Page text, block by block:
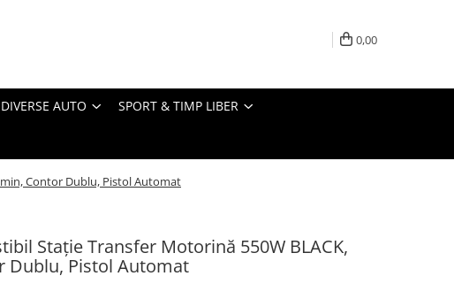
0,00
DIVERSE AUTO SPORT & TIMP LIBER
Contor Dublu, Pistol Automat
Stație Transfer Motorină 550W BLACK,
Dublu, Pistol Automat